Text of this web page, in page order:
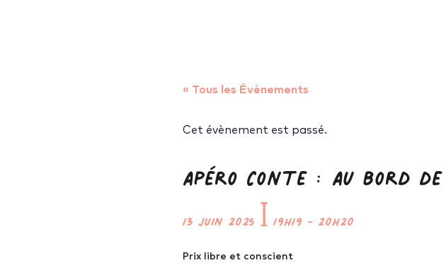
« Tous les Évènements
Cet évènement est passé.
Apéro Conte : Au bord
13 juin 2025 ꟾ 19h19 - 20h20
Prix libre et conscient